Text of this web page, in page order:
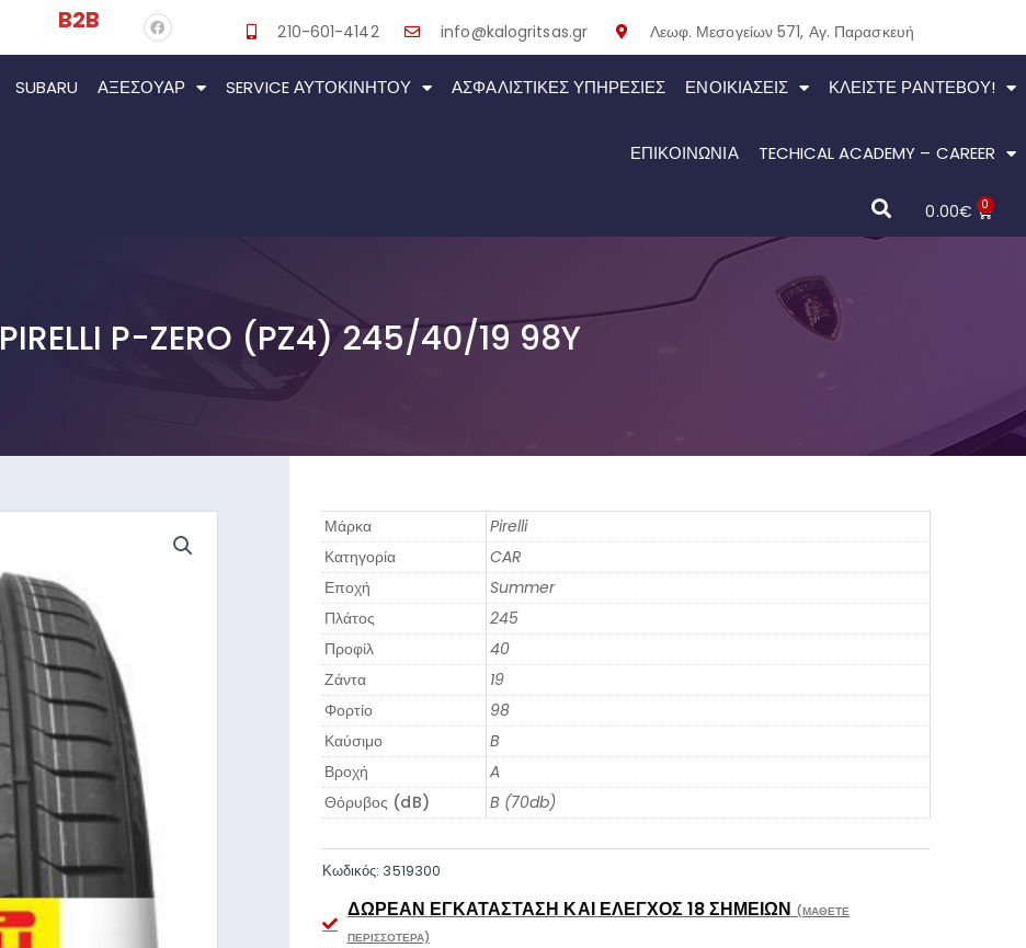
B2B 210-601-4142 info@kalogritsas.gr Λεωφ. Μεσογείων 571, Αγ. Παρασκευή
SUBARU ΑΞΕΣΟΥΆΡ SERVICE ΑΥΤΟΚΙΝΉΤΟΥ ΑΣΦΑΛΙΣΤΙΚΕΣ ΥΠΗΡΕΣΙΕΣ ΕΝΟΙΚΙΆΣΕΙΣ ΚΛΕΊΣΤΕ ΡΑΝΤΕΒΟΎ!
ΕΠΙΚΟΙΝΩΝΙΑ TECHICAL ACADEMY – CAREER
0.00€ 0
PIRELLI P-ZERO (PZ4) 245/40/19 98Y
Μάρκα
Pirelli
Κατηγορία
CAR
Εποχή
Summer
Πλάτος
245
Προφίλ
40
Ζάντα
19
Φορτίο
98
Καύσιμο
B
Βροχή
A
Θόρυβος (dB)
B (70db)
Κωδικός: 3519300
ΔΩΡΕΆΝ ΕΓΚΑΤΆΣΤΑΣΗ ΚΑΙ ΈΛΕΓΧΟΣ 18 ΣΗΜΕΊΩΝ (ΜΆΘΕΤΕ
ΠΕΡΙΣΣΌΤΕΡΑ)